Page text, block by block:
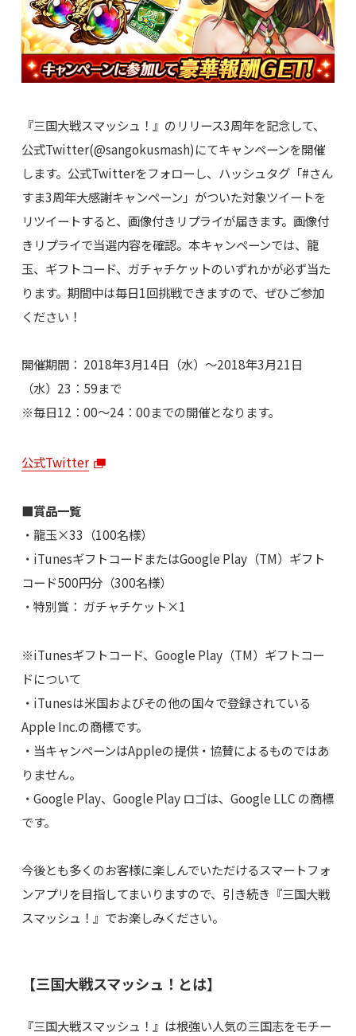
『三国大戦スマッシュ！』のリリース3周年を記念して、
公式Twitter(@sangokusmash)にてキャンペーンを開催
します。公式Twitterをフォローし、ハッシュタグ「#さん
すま3周年大感謝キャンペーン」がついた対象ツイートを
リツイートすると、画像付きリプライが届きます。画像付
きリプライで当選内容を確認。本キャンペーンでは、龍
玉、ギフトコード、ガチャチケットのいずれかが必ず当た
ります。期間中は毎日1回挑戦できますので、ぜひご参加
ください！
開催期間： 2018年3月14日（水）～2018年3月21日
（水）23：59まで
※毎日12：00～24：00までの開催となります。
公式Twitter
■賞品一覧
・龍玉×33（100名様）
・iTunesギフトコードまたはGoogle Play（TM）ギフト
コード500円分（300名様）
・特別賞： ガチャチケット×1
※iTunesギフトコード、Google Play（TM）ギフトコー
ドについて
・iTunesは米国およびその他の国々で登録されている
Apple Inc.の商標です。
・当キャンペーンはAppleの提供・協賛によるものではあ
りません。
・Google Play、Google Play ロゴは、Google LLC の商標
です。
今後とも多くのお客様に楽しんでいただけるスマートフォ
ンアプリを目指してまいりますので、引き続き『三国大戦
スマッシュ！』でお楽しみください。
【三国大戦スマッシュ！とは】
『三国大戦スマッシュ！』は根強い人気の三国志をモチー